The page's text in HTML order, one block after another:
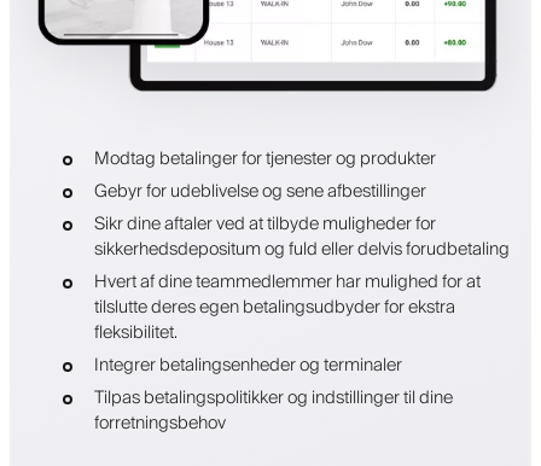
Modtag betalinger for tjenester og produkter
Gebyr for udeblivelse og sene afbestillinger
Sikr dine aftaler ved at tilbyde muligheder for
sikkerhedsdepositum og fuld eller delvis forudbetaling
Hvert af dine teammedlemmer har mulighed for at
tilslutte deres egen betalingsudbyder for ekstra
fleksibilitet.
Integrer betalingsenheder og terminaler
Tilpas betalingspolitikker og indstillinger til dine
forretningsbehov